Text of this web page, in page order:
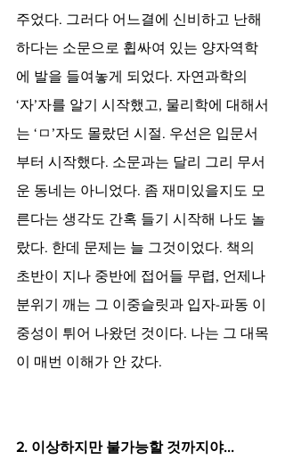
주었다. 그러다 어느결에 신비하고 난해
하다는 소문으로 휩싸여 있는 양자역학
에 발을 들여놓게 되었다. 자연과학의
‘자’자를 알기 시작했고, 물리학에 대해서
는 ‘ㅁ’자도 몰랐던 시절. 우선은 입문서
부터 시작했다. 소문과는 달리 그리 무서
운 동네는 아니었다. 좀 재미있을지도 모
른다는 생각도 간혹 들기 시작해 나도 놀
랐다. 한데 문제는 늘 그것이었다. 책의
초반이 지나 중반에 접어들 무렵, 언제나
분위기 깨는 그 이중슬릿과 입자-파동 이
중성이 튀어 나왔던 것이다. 나는 그 대목
이 매번 이해가 안 갔다.
2. 이상하지만 불가능할 것까지야...